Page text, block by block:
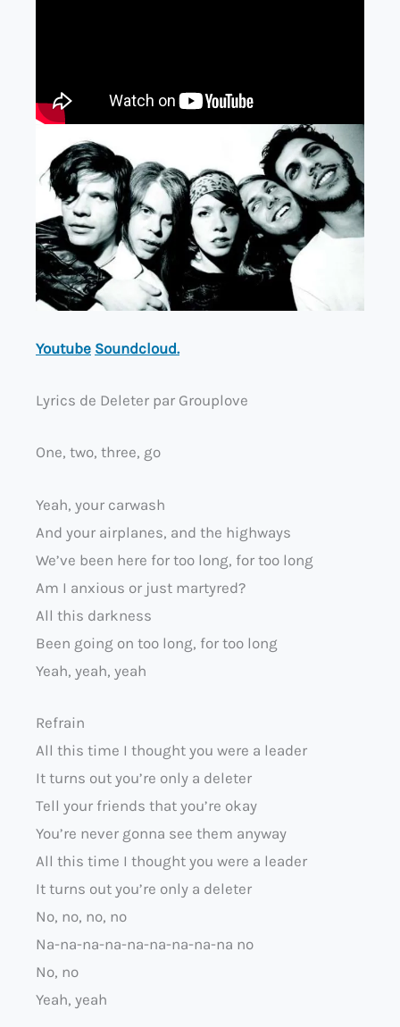
Youtube Soundcloud.
Lyrics de Deleter par Grouplove
One, two, three, go
Yeah, your carwash
And your airplanes, and the highways
We’ve been here for too long, for too long
Am I anxious or just martyred?
All this darkness
Been going on too long, for too long
Yeah, yeah, yeah
Refrain
All this time I thought you were a leader
It turns out you’re only a deleter
Tell your friends that you’re okay
You’re never gonna see them anyway
All this time I thought you were a leader
It turns out you’re only a deleter
No, no, no, no
Na-na-na-na-na-na-na-na-na no
No, no
Yeah, yeah